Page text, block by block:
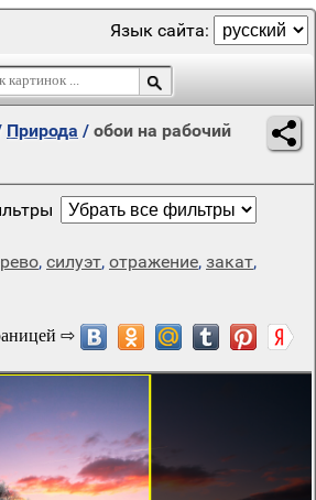
Язык сайта:
Природа / обои на рабочий
, силуэт, отражение, закат,